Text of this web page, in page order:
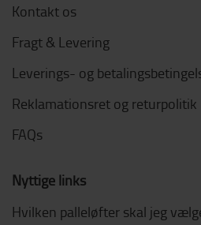
Kontakt os
Fragt & Levering
Leverings- og
Reklamationsret og returpolitik
FAQs
Nyttige links
Hvilken palleløfter skal jeg